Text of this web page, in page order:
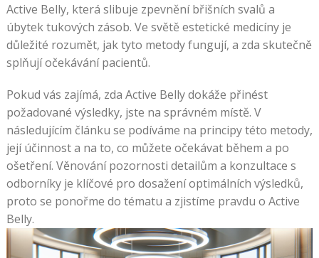
Active Belly, která slibuje zpevnění břišních svalů a
úbytek tukových zásob. Ve světě estetické medicíny je
důležité rozumět, jak tyto metody fungují, a zda skutečně
splňují očekávání pacientů.
Pokud vás zajímá, zda Active Belly dokáže přinést
požadované výsledky, jste na správném místě. V
následujícím článku se podíváme na principy této metody,
její účinnost a na to, co můžete očekávat během a po
ošetření. Věnování pozornosti detailům a konzultace s
odborníky je klíčové pro dosažení optimálních výsledků,
proto se ponořme do tématu a zjistíme pravdu o Active
Belly.